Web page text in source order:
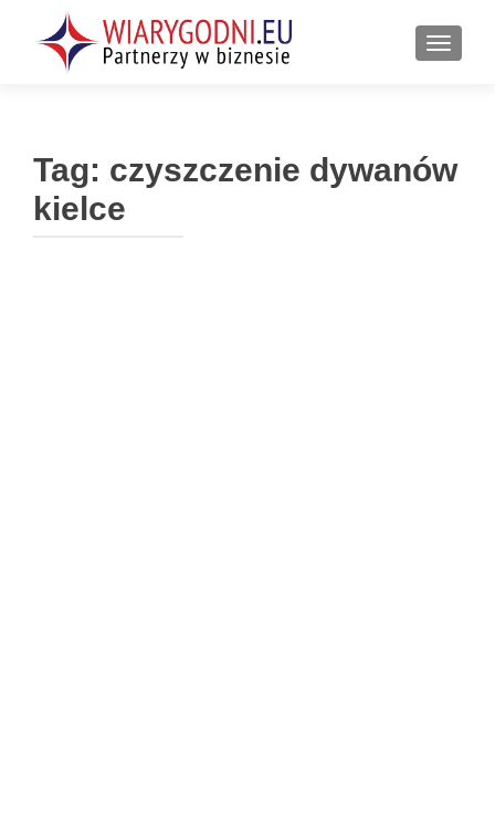
Tag: czyszczenie dywanów
kielce